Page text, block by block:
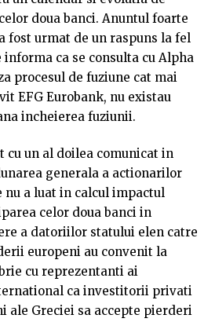
doua banci. Anuntul foarte
fost urmat de un raspuns la fel
informa ca se consulta cu Alpha
procesul de fuziune cat mai
EFG Eurobank, nu existau
incheierea fuziunii.
cu un al doilea comunicat in
generala a actionarilor
a luat in calcul impactul
celor doua banci in
a datoriilor statului elen catre
europeni au convenit la
cu reprezentanti ai
ca investitorii privati
ale Greciei sa accepte pierderi